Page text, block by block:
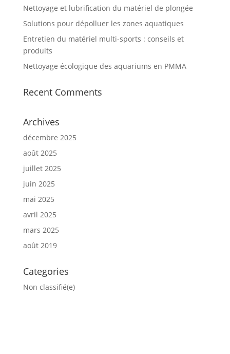
Nettoyage et lubrification du matériel de plongée
Solutions pour dépolluer les zones aquatiques
Entretien du matériel multi-sports : conseils et
produits
Nettoyage écologique des aquariums en PMMA
Recent Comments
Archives
décembre 2025
août 2025
juillet 2025
juin 2025
mai 2025
avril 2025
mars 2025
août 2019
Categories
Non classifié(e)